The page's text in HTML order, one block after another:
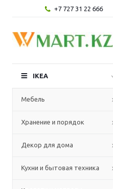
+7 727 31 22 666
IKEA
Мебель
Хранение и порядок
Декор для дома
Кухни и бытовая техника